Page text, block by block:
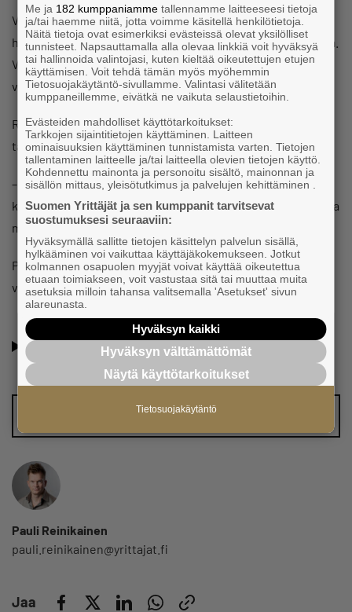
Viime talvena Kontiotuote joutui lomauttamaan
henkilöstöään rakennusalan vaikean kysyntätilanteen takia.
Vuonna 2022 yrityksen liikevaihto oli 100 miljoonaa euroa,
viime vuonna 50 miljoonaa.
Rytkyn mukaan merkittävää sopimusta aiotaan juhlia jollain
tapaa.
– Henkilöstö on ollut tässä vahvasti mukana. Iso kiitos
kuuluu projektiorganisaatiolle. Henkilöstöjohtajamme palaa
maanantaina töihin, katsotaan mitä hän keksii.
Pohjois-Pohjanmaan Yrittäjät palkitsiKontiotuotteen
vuoden 2023 maakunnallisella yrittäjäpalkinnolla.
Oletko jo Suomen Yritäjien jäsen? Lue jäsenyyden eduista
Vinkkaa meille juttuaihe!
Pauli Reinikainen
pauli.reinikainen@yrittajat.fi
Jaa
Me ja 182 kumppaniamme tallennamme laitteeseesi tietoja
ja/tai haemme niitä, jotta voimme käsitellä henkilötietoja.
Näitä tietoja ovat esimerkiksi evästeissä olevat yksilölliset
tunnisteet. Napsauttamalla alla olevaa linkkiä voit hyväksyä
tai hallinnoida valintojasi, kuten kieltää oikeutettujen etujen
käyttämisen. Voit tehdä tämän myös myöhemmin
Tietosuojakäytäntö-sivullamme. Valintasi välitetään
kumppaneillemme, eivätkä ne vaikuta selaustietoihin.
Evästeiden mahdolliset käyttötarkoitukset:
Tarkkojen sijaintitietojen käyttäminen. Laitteen
ominaisuuksien käyttäminen tunnistamista varten. Tietojen
tallentaminen laitteelle ja/tai laitteella olevien tietojen käyttö.
Kohdennettu mainonta ja personoitu sisältö, mainonnan ja
sisällön mittaus, yleisötutkimus ja palvelujen kehittäminen .
Suomen Yrittäjät ja sen kumppanit tarvitsevat
suostumuksesi seuraaviin:
Hyväksymällä sallitte tietojen käsittelyn palvelun sisällä,
hylkääminen voi vaikuttaa käyttäjäkokemukseen. Jotkut
kolmannen osapuolen myyjät voivat käyttää oikeutettua
etuaan toimiakseen, voit vastustaa sitä tai muuttaa muita
asetuksia milloin tahansa valitsemalla 'Asetukset' sivun
alareunasta.
Hyväksyn kaikki
Hyväksyn välttämättömät
Näytä käyttötarkoitukset
Tietosuojakäytäntö